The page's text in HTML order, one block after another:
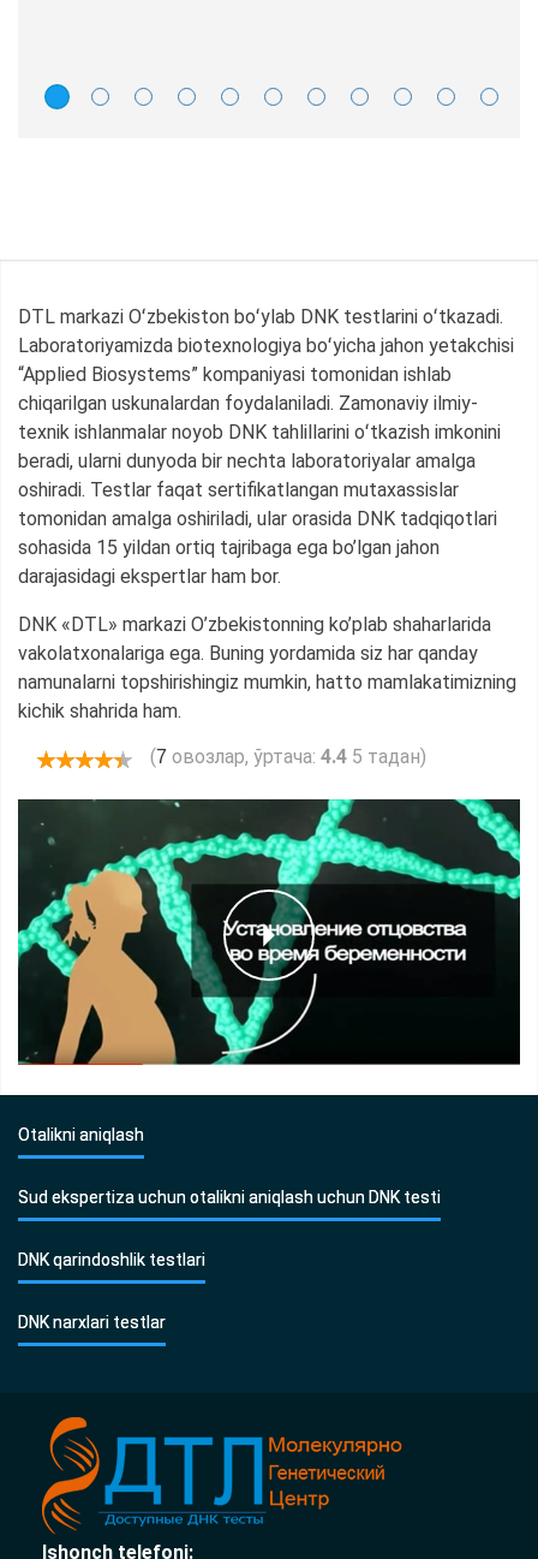
DTL markazi Oʻzbekiston boʻylab DNK testlarini oʻtkazadi.
Laboratoriyamizda biotexnologiya boʻyicha jahon yetakchisi
“Applied Biosystems” kompaniyasi tomonidan ishlab
chiqarilgan uskunalardan foydalaniladi. Zamonaviy ilmiy-
texnik ishlanmalar noyob DNK tahlillarini oʻtkazish imkonini
beradi, ularni dunyoda bir nechta laboratoriyalar amalga
oshiradi. Testlar faqat sertifikatlangan mutaxassislar
tomonidan amalga oshiriladi, ular orasida DNK tadqiqotlari
sohasida 15 yildan ortiq tajribaga ega bo’lgan jahon
darajasidagi ekspertlar ham bor.
DNK «DTL» markazi O’zbekistonning ko’plab shaharlarida
vakolatxonalariga ega. Buning yordamida siz har qanday
namunalarni topshirishingiz mumkin, hatto mamlakatimizning
kichik shahrida ham.
(7 овозлар, ўртача: 4.4 5 тадан)
Otalikni aniqlash
Sud ekspertiza uchun otalikni aniqlash uchun DNK testi
DNK qarindoshlik testlari
DNK narxlari testlar
Ishonch telefoni: